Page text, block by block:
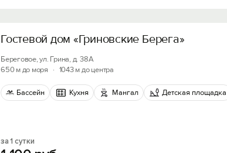
Гостевой дом «Гриновские Берега»
Береговое, ул. Грина, д. 38А
650 м до моря
· 1043 м до центра
Бассейн Кухня Мангал Детская площадка
за 1 сутки